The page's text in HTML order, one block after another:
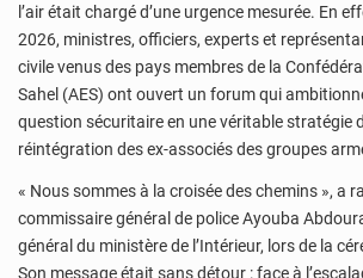
l’air était chargé d’une urgence mesurée. En
2026, ministres, officiers, experts et
civile venus des pays membres de la
Sahel (AES) ont ouvert un forum qui
question sécuritaire en une véritable stratégie
réintégration des ex-associés des groupes
« Nous sommes à la croisée des chemins », a
commissaire général de police Ayouba
général du ministère de l’Intérieur, lors de la
Son message était sans détour : face à